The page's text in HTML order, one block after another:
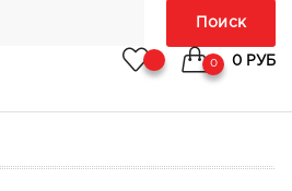
Поиск
0 0 РУБ